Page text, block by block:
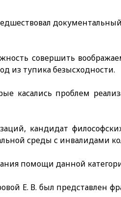
совершить
из тупика безысходности.
касались проблем
кандидат
среды с инвалидами
помощи данной
Е. В. был представлен